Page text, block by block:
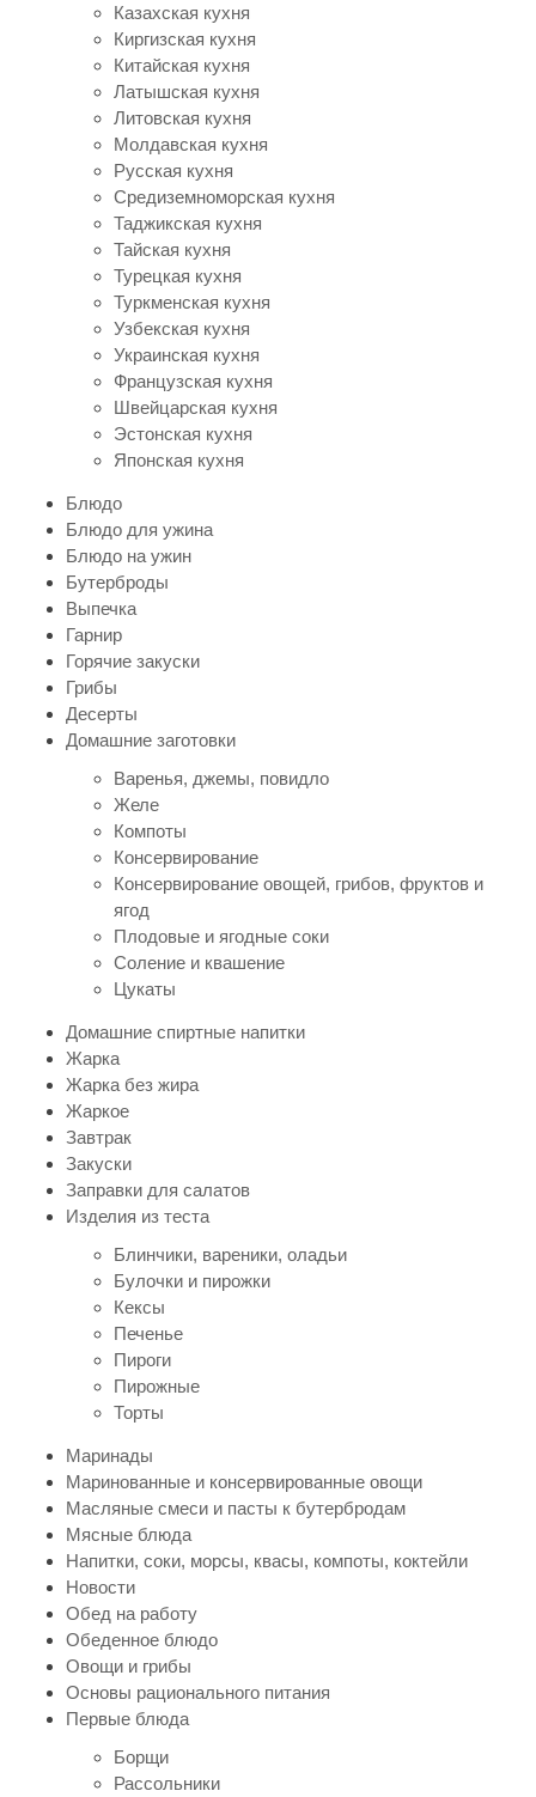
Казахская кухня
Киргизская кухня
Китайская кухня
Латышская кухня
Литовская кухня
Молдавская кухня
Русская кухня
Средиземноморская кухня
Таджикская кухня
Тайская кухня
Турецкая кухня
Туркменская кухня
Узбекская кухня
Украинская кухня
Французская кухня
Швейцарская кухня
Эстонская кухня
Японская кухня
Блюдо
Блюдо для ужина
Блюдо на ужин
Бутерброды
Выпечка
Гарнир
Горячие закуски
Грибы
Десерты
Домашние заготовки
Варенья, джемы, повидло
Желе
Компоты
Консервирование
Консервирование овощей, грибов, фруктов и
ягод
Плодовые и ягодные соки
Соление и квашение
Цукаты
Домашние спиртные напитки
Жарка
Жарка без жира
Жаркое
Завтрак
Закуски
Заправки для салатов
Изделия из теста
Блинчики, вареники, оладьи
Булочки и пирожки
Кексы
Печенье
Пироги
Пирожные
Торты
Маринады
Маринованные и консервированные овощи
Масляные смеси и пасты к бутербродам
Мясные блюда
Напитки, соки, морсы, квасы, компоты, коктейли
Новости
Обед на работу
Обеденное блюдо
Овощи и грибы
Основы рационального питания
Первые блюда
Борщи
Рассольники